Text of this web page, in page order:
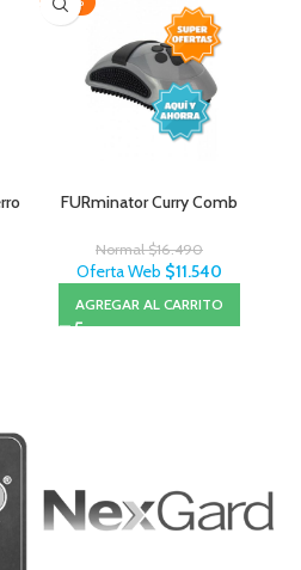
FURminator Curry Comb
Normal$16.490
Oferta Web $11.540
AGREGAR AL CARRITO